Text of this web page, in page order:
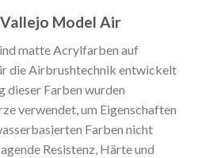
Model Air
matte Acrylfarben auf
die Airbrushtechnik entwickelt
dieser Farben wurden
verwendet, um Eigenschaften
Farben nicht
Resistenz, Härte und